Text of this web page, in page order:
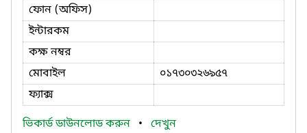
ফোন (অফিস)
ইন্টারকম
কক্ষ নম্বর
মোবাইল
০১৭৩০৩২৬৯৫৭
ফ্যাক্স
ভিকার্ড ডাউনলোড করুন • দেখুন